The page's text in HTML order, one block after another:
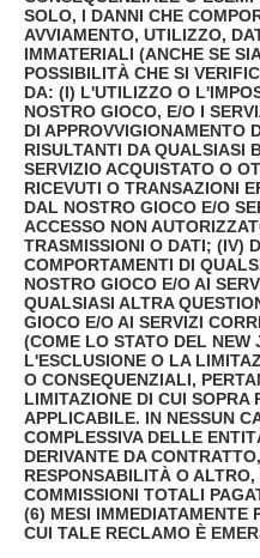
SOLO, I DANNI CHE
AVVIAMENTO, UTILIZZO,
IMMATERIALI (ANCHE SE
POSSIBILITÀ CHE SI
DA: (I) L'UTILIZZO O
NOSTRO GIOCO, E/O I
DI APPROVVIGIONAMENTO
RISULTANTI DA QUALSIASI
SERVIZIO ACQUISTATO O
RICEVUTI O TRANSAZIONI
DAL NOSTRO GIOCO E/O
ACCESSO NON
TRASMISSIONI O DATI; (IV)
COMPORTAMENTI DI
NOSTRO GIOCO E/O AI
QUALSIASI ALTRA
GIOCO E/O AI SERVIZI
(COME LO STATO DEL NEW
L'ESCLUSIONE O LA
O CONSEQUENZIALI,
LIMITAZIONE DI CUI SOPRA
APPLICABILE. IN NESSUN
COMPLESSIVA DELLE
DERIVANTE DA
RESPONSABILITÀ O
COMMISSIONI TOTALI
(6) MESI IMMEDIATAMENTE
CUI TALE RECLAMO È